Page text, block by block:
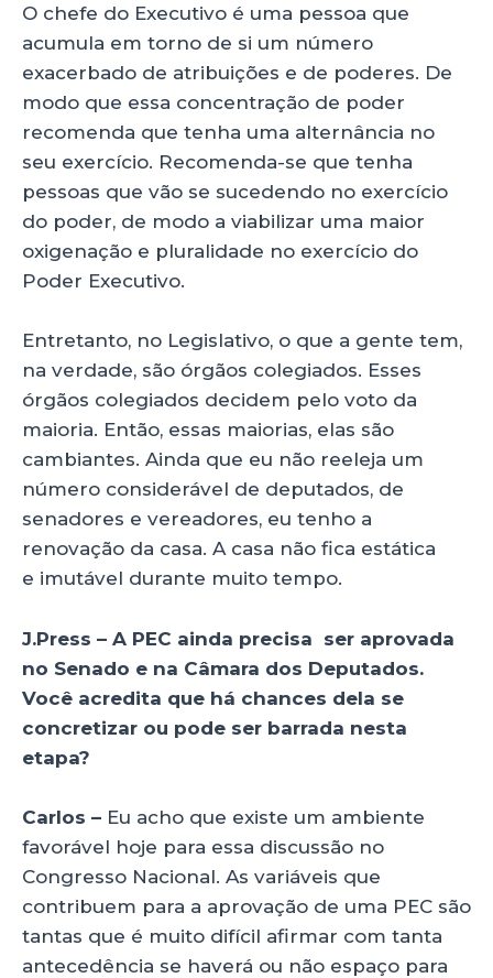
O chefe do Executivo é uma pessoa que
acumula em torno de si um número
exacerbado de atribuições e de poderes. De
modo que essa concentração de poder
recomenda que tenha uma alternância no
seu exercício. Recomenda-se que tenha
pessoas que vão se sucedendo no exercício
do poder, de modo a viabilizar uma maior
oxigenação e pluralidade no exercício do
Poder Executivo.
Entretanto, no Legislativo, o que a gente tem,
na verdade, são órgãos colegiados. Esses
órgãos colegiados decidem pelo voto da
maioria. Então, essas maiorias, elas são
cambiantes. Ainda que eu não reeleja um
número considerável de deputados, de
senadores e vereadores, eu tenho a
renovação da casa. A casa não fica estática
e imutável durante muito tempo.
J.Press – A PEC ainda precisa ser aprovada
no Senado e na Câmara dos Deputados.
Você acredita que há chances dela se
concretizar ou pode ser barrada nesta
etapa?
Carlos – Eu acho que existe um ambiente
favorável hoje para essa discussão no
Congresso Nacional. As variáveis que
contribuem para a aprovação de uma PEC são
tantas que é muito difícil afirmar com tanta
antecedência se haverá ou não espaço para